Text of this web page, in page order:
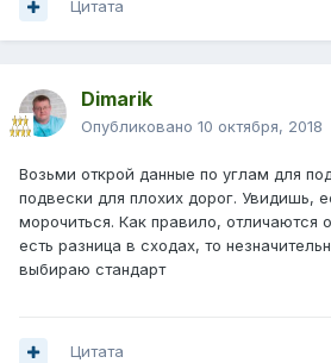
Цитата
Dimarik
Опубликовано 10 октября, 2018
Возьми открой данные по углам для
подвески для плохих дорог. Увидишь,
морочиться. Как правило, отличаются
есть разница в сходах, то
выбираю стандарт
Цитата